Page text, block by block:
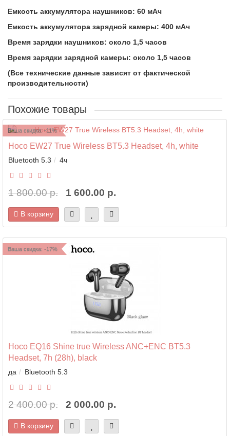
Емкость аккумулятора наушников: 60 мАч
Емкость аккумулятора зарядной камеры: 400 мАч
Время зарядки наушников: около 1,5 часов
Время зарядки зарядной камеры: около 1,5 часов
(Все технические данные зависят от фактической
производительности)
Похожие товары
Ваша скидка: -11%
Hoco EW27 True Wireless BT5.3 Headset, 4h, white
Bluetooth 5.3 4ч
1 800.00 р. 1 600.00 р.
В корзину
Ваша скидка: -17%
Hoco EQ16 Shine true Wireless ANC+ENC BT5.3
Headset, 7h (28h), black
да Bluetooth 5.3
2 400.00 р. 2 000.00 р.
В корзину